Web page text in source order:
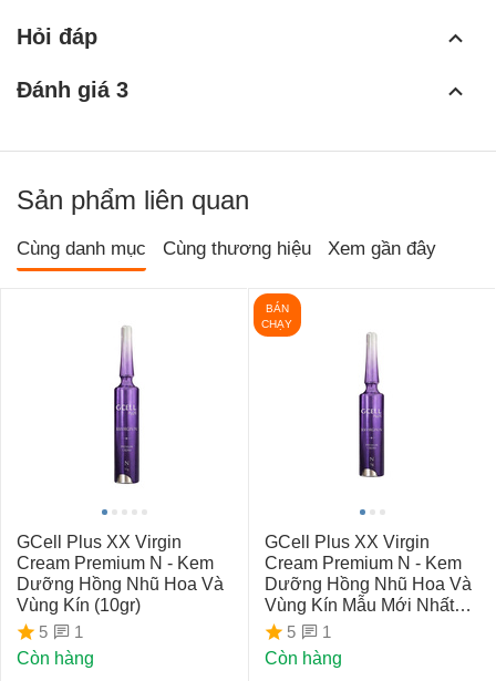
Hỏi đáp
Đánh giá 3
Sản phẩm liên quan
Cùng danh mục Cùng thương hiệu Xem gần đây
GCell Plus XX Virgin
Cream Premium N - Kem
Dưỡng Hồng Nhũ Hoa Và
Vùng Kín (10gr)
5
1
Còn hàng
BÁN
CHẠY
GCell Plus XX Virgin
Cream Premium N - Kem
Dưỡng Hồng Nhũ Hoa Và
Vùng Kín Mẫu Mới Nhất
(5gr)
5
1
Còn hàng